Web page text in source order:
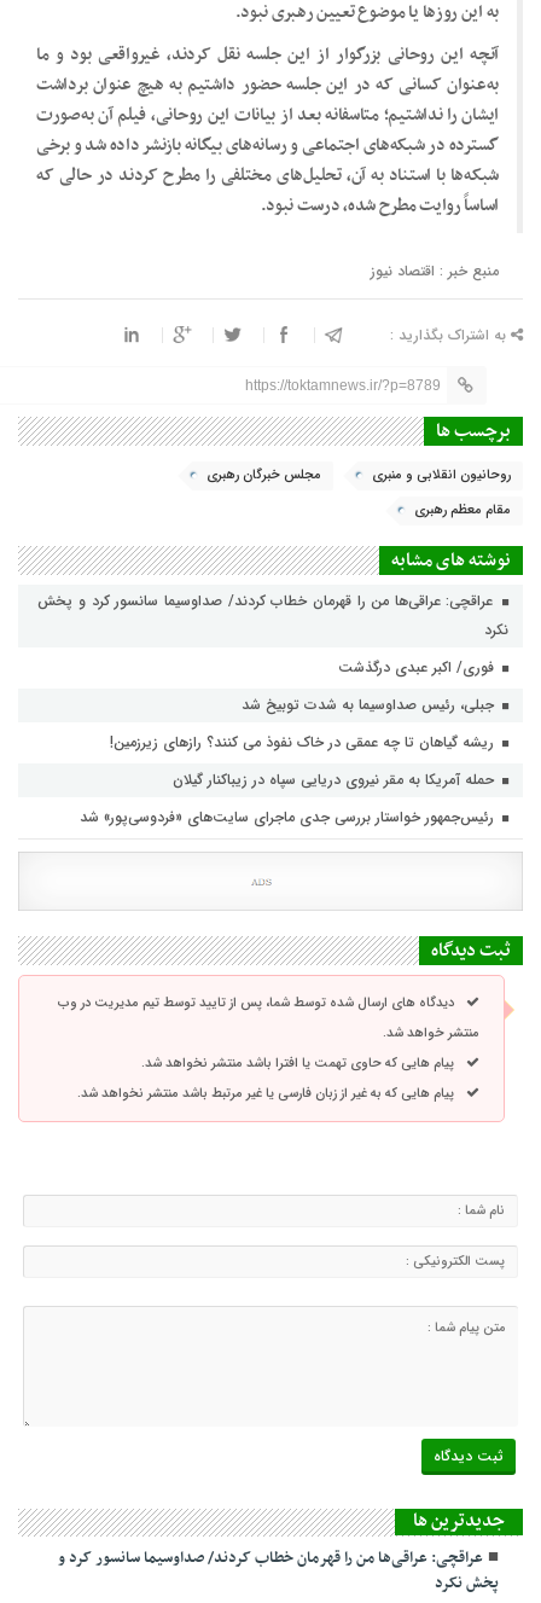
به این روزها یا موضوع تعیین رهبری نبود.
آنچه این روحانی بزرگوار از این جلسه نقل کردند، غیرواقعی بود و ما
به‌عنوان کسانی که در این جلسه حضور داشتیم به هیچ عنوان برداشت
ایشان را نداشتیم؛ متاسفانه بعد از بیانات این روحانی، فیلم‌ آن به‌صورت
گسترده در شبکه‌های اجتماعی و رسانه‌های بیگانه بازنشر داده شد و برخی
شبکه‌ها با استناد به آن، تحلیل‌های مختلفی را مطرح کردند در حالی که
اساساً روایت مطرح شده، درست نبود.
منبع خبر : اقتصاد نیوز
به اشتراک بگذارید :
https://toktamnews.ir/?p=8789
برچسب ها
روحانیون انقلابی و منبری
مجلس خبرگان رهبری
مقام معظم رهبری
نوشته های مشابه
عراقچی: عراقی‌ها من را قهرمان خطاب کردند/ صداوسیما سانسور کرد و پخش
نکرد
فوری/ اکبر عبدی درگذشت
جبلی، رئیس صداوسیما به شدت توبیخ شد
ریشه گیاهان تا چه عمقی در خاک نفوذ می کنند؟ رازهای زیرزمین!
حمله آمریکا به مقر نیروی دریایی سپاه در زیباکنار گیلان
رئیس‌جمهور خواستار بررسی جدی ماجرای سایت‌های «فردوسی‌پور» شد
ثبت دیدگاه
دیدگاه های ارسال شده توسط شما، پس از تایید توسط تیم مدیریت در وب
منتشر خواهد شد.
پیام هایی که حاوی تهمت یا افترا باشد منتشر نخواهد شد.
پیام هایی که به غیر از زبان فارسی یا غیر مرتبط باشد منتشر نخواهد شد.
جديدترين ها
عراقچی: عراقی‌ها من را قهرمان خطاب کردند/ صداوسیما سانسور کرد و
پخش نکرد